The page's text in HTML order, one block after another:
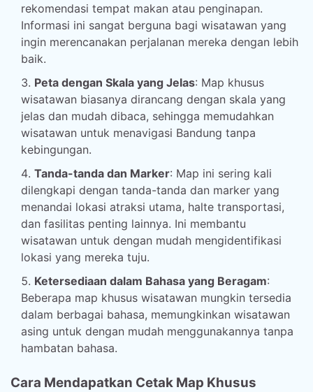
rekomendasi tempat makan atau penginapan.
Informasi ini sangat berguna bagi wisatawan yang
ingin merencanakan perjalanan mereka dengan lebih
baik.
Peta dengan Skala yang Jelas: Map khusus
wisatawan biasanya dirancang dengan skala yang
jelas dan mudah dibaca, sehingga memudahkan
wisatawan untuk menavigasi Bandung tanpa
kebingungan.
Tanda-tanda dan Marker: Map ini sering kali
dilengkapi dengan tanda-tanda dan marker yang
menandai lokasi atraksi utama, halte transportasi,
dan fasilitas penting lainnya. Ini membantu
wisatawan untuk dengan mudah mengidentifikasi
lokasi yang mereka tuju.
Ketersediaan dalam Bahasa yang Beragam:
Beberapa map khusus wisatawan mungkin tersedia
dalam berbagai bahasa, memungkinkan wisatawan
asing untuk dengan mudah menggunakannya tanpa
hambatan bahasa.
Cara Mendapatkan Cetak Map Khusus